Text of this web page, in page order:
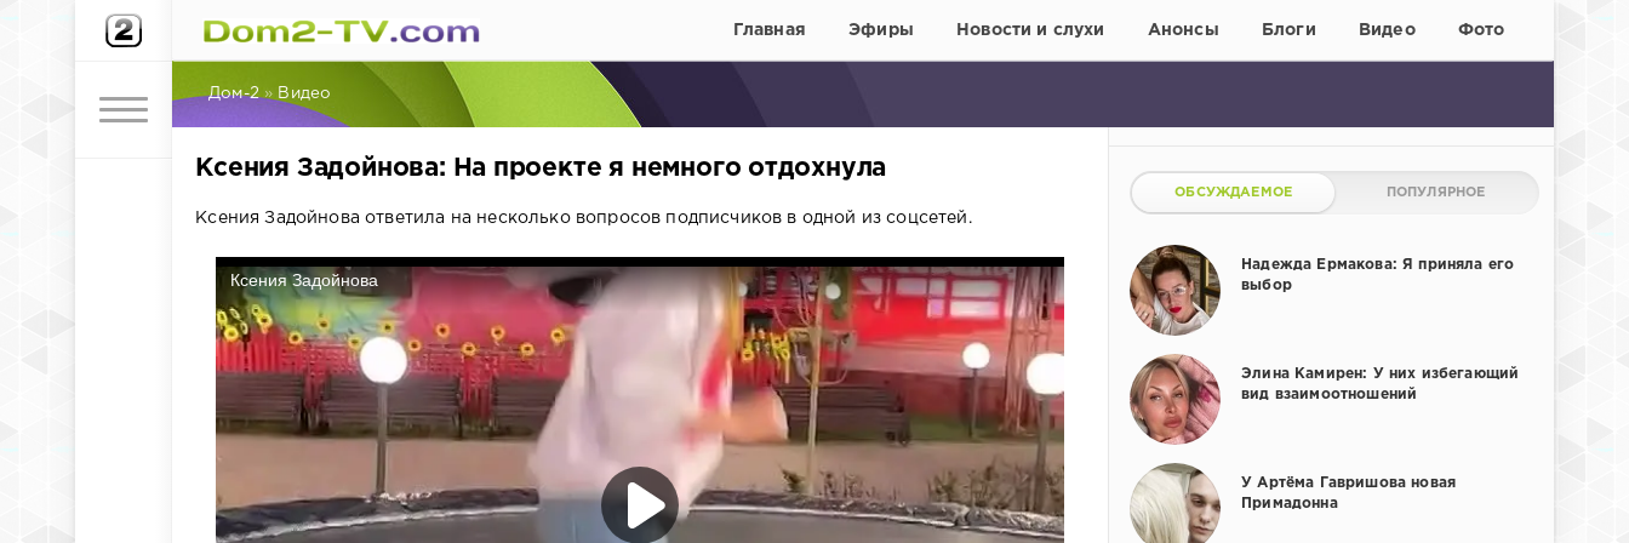
Главная Эфиры Новости и слухи Анонсы Блоги Видео Фото
Дом-2 » Видео
Ксения Задойнова: На проекте я немного отдохнула
Ксения Задойнова ответила на несколько вопросов подписчиков в одной из соцсетей.
ОБСУЖДАЕМОЕ ПОПУЛЯРНОЕ
Надежда Ермакова: Я приняла его
выбор
Элина Камирен: У них избегающий
вид взаимоотношений
У Артёма Гавришова новая
Примадонна